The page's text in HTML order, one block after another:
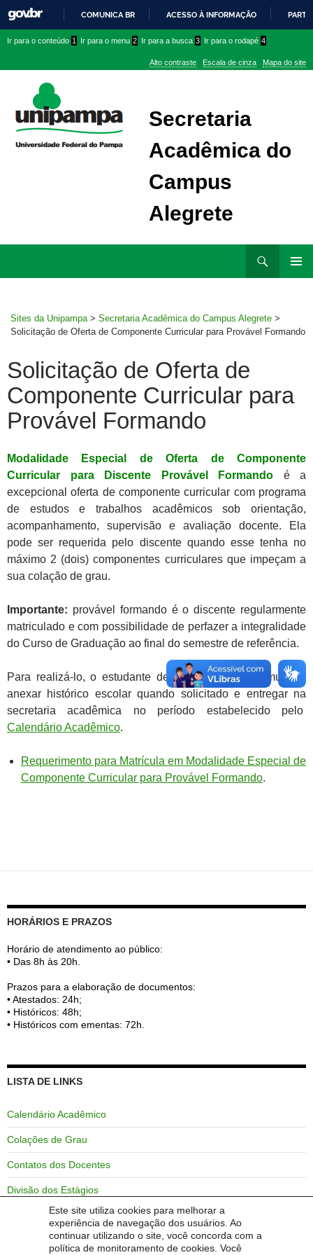
Este site utiliza cookies para melhorar a
experiência de navegação dos usuários. Ao
continuar utilizando o site, você concorda com a
política de monitoramento de cookies. Você
PARA
CONTEÚDO
COMUNICA BR ACESSO À INFORMAÇÃO
conteúdo
menu
superior
menu
Ir para o conteúdo 1 Ir para o menu 2 Ir para a busca 3 Ir para o rodapé 4
Alto contraste Escala de cinza Mapa do site
Secretaria
Acadêmica do
Campus
Alegrete
Sites da Unipampa > Secretaria Acadêmica do Campus Alegrete >
Solicitação de Oferta de Componente Curricular para Provável Formando
Solicitação de Oferta de
Componente Curricular para
Provável Formando
Modalidade Especial de Oferta de Componente
Curricular para Discente Provável Formando
é a
excepcional oferta de componente curricular com programa
de estudos e trabalhos acadêmicos sob orientação,
acompanhamento, supervisão e avaliação docente. Ela
pode ser requerida pelo discente quando esse tenha no
máximo 2 (dois) componentes curriculares que impeçam a
sua colação de grau.
Importante: provável formando é o discente regularmente
matriculado e com possibilidade de perfazer a integralidade
do Curso de Graduação ao final do semestre de referência.
Para realizá-lo, o estudante deve preencher o formulário,
anexar histórico escolar quando solicitado e entregar na
secretaria acadêmica no período estabelecido pelo
Calendário Acadêmico.
Requerimento para Matrícula em Modalidade Especial de
Componente Curricular para Provável Formando.
HORÁRIOS E PRAZOS
Horário de atendimento ao público:
• Das 8h às 20h.
Prazos para a elaboração de documentos:
• Atestados: 24h;
• Históricos: 48h;
• Históricos com ementas: 72h.
LISTA DE LINKS
Calendário Acadêmico
Colações de Grau
Contatos dos Docentes
Divisão dos Estágios
Horários das Aulas